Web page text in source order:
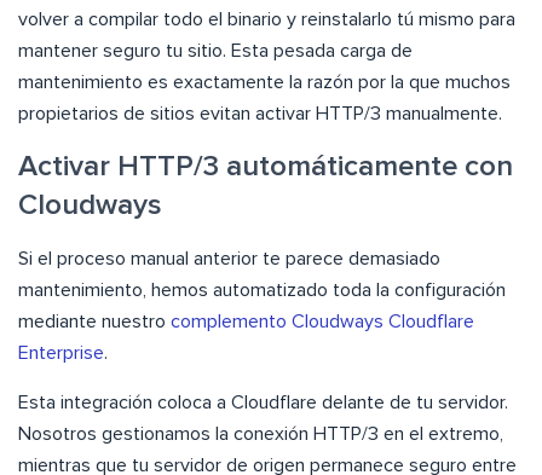
volver a compilar todo el binario y reinstalarlo tú mismo para
mantener seguro tu sitio. Esta pesada carga de
mantenimiento es exactamente la razón por la que muchos
propietarios de sitios evitan activar HTTP/3 manualmente.
Activar HTTP/3 automáticamente con
Cloudways
Si el proceso manual anterior te parece demasiado
mantenimiento, hemos automatizado toda la configuración
mediante nuestro complemento Cloudways Cloudflare
Enterprise.
Esta integración coloca a Cloudflare delante de tu servidor.
Nosotros gestionamos la conexión HTTP/3 en el extremo,
mientras que tu servidor de origen permanece seguro entre